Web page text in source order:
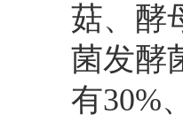
菇、酵
菌发酵
有30%、